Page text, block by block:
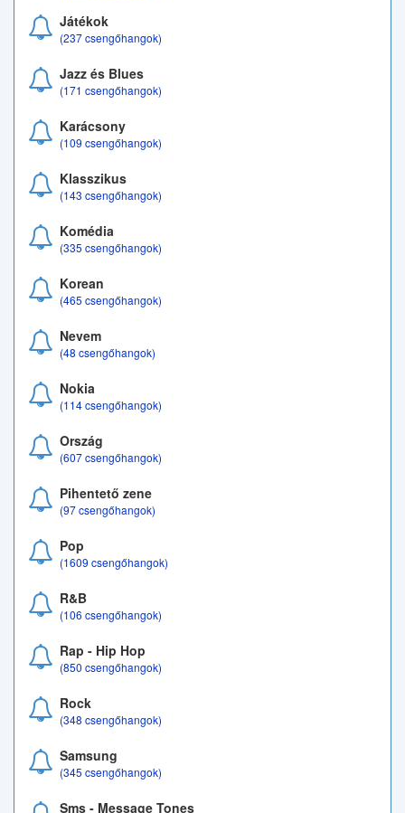
Játékok
(237 csengőhangok)
Jazz és Blues
(171 csengőhangok)
Karácsony
(109 csengőhangok)
Klasszikus
(143 csengőhangok)
Komédia
(335 csengőhangok)
Korean
(465 csengőhangok)
Nevem
(48 csengőhangok)
Nokia
(114 csengőhangok)
Ország
(607 csengőhangok)
Pihentető zene
(97 csengőhangok)
Pop
(1609 csengőhangok)
R&B
(106 csengőhangok)
Rap - Hip Hop
(850 csengőhangok)
Rock
(348 csengőhangok)
Samsung
(345 csengőhangok)
Sms - Message Tones